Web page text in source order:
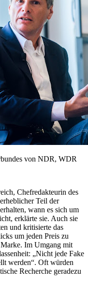
von NDR, WDR
Chefredakteurin des
Teil der
wann es sich um
erklärte sie. Auch sie
und kritisierte das
um jeden Preis zu
Im Umgang mit
„Nicht jede Fake
werden“. Oft würden
Recherche geradezu